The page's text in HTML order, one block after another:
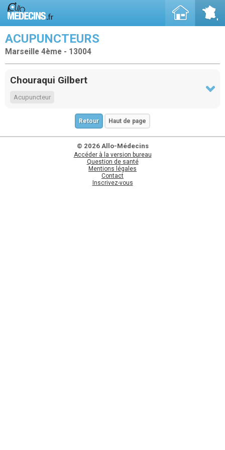
ACUPUNCTEURS
Marseille 4ème - 13004
Chouraqui Gilbert
Acupuncteur
Retour Haut de page
© 2026 Allo-Médecins
Accéder à la version bureau
Question de santé
Mentions légales
Contact
Inscrivez-vous